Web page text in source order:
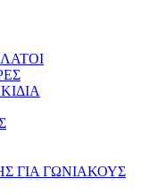
ΓΙΑ ΓΩΝΙΑΚΟΥΣ